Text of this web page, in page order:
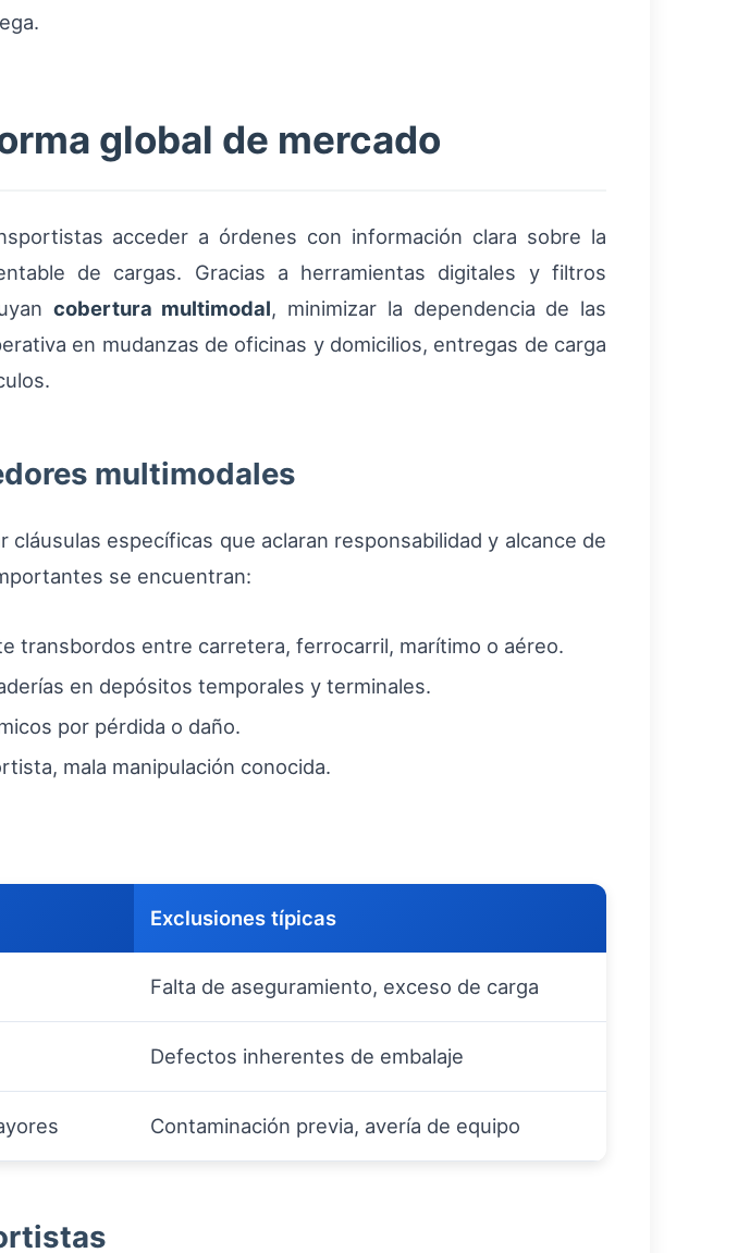
global de mercado
acceder a órdenes con información clara sobre la
de cargas. Gracias a herramientas digitales y filtros
cobertura multimodal, minimizar la dependencia de las
en mudanzas de oficinas y domicilios, entregas de carga
multimodales
específicas que aclaran responsabilidad y alcance de
se encuentran:
transbordos entre carretera, ferrocarril, marítimo o aéreo.
en depósitos temporales y terminales.
por pérdida o daño.
mala manipulación conocida.
Exclusiones típicas
Falta de aseguramiento, exceso de carga
Defectos inherentes de embalaje
Contaminación previa, avería de equipo